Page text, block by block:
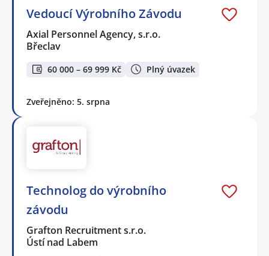
Vedoucí Výrobního Závodu
Axial Personnel Agency, s.r.o.
Břeclav
60 000 – 69 999 Kč Plný úvazek
Zveřejněno: 5. srpna
Technolog do výrobního
závodu
Grafton Recruitment s.r.o.
Ústí nad Labem